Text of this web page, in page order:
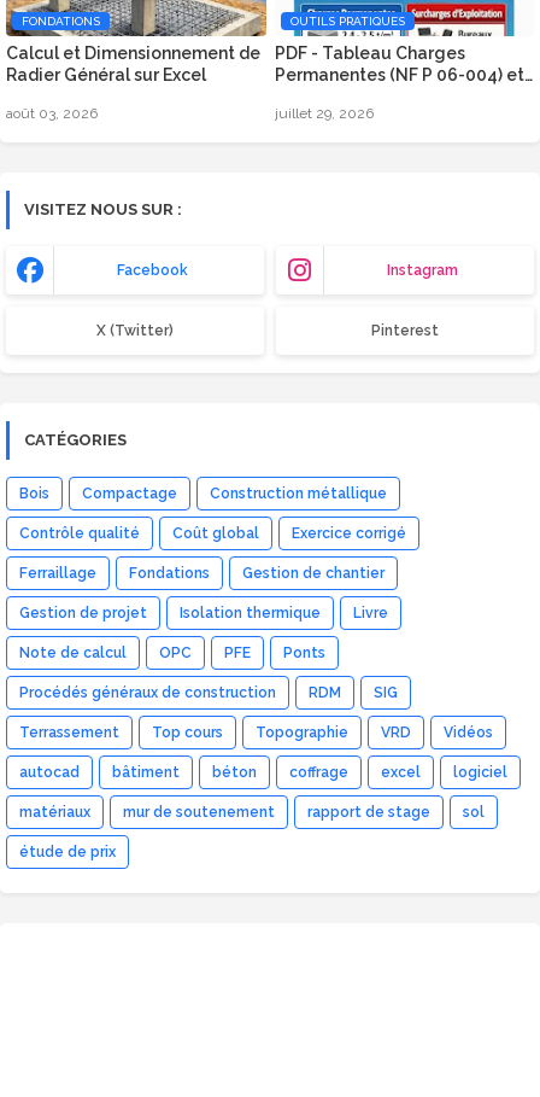
FONDATIONS
Calcul et Dimensionnement de
Radier Général sur Excel
août 03, 2026
OUTILS PRATIQUES
PDF - Tableau Charges
Permanentes (NF P 06-004) et
(Eurocode 1)
juillet 29, 2026
VISITEZ NOUS SUR :
Facebook Instagram
X (Twitter) Pinterest
CATÉGORIES
Bois Compactage Construction métallique
Contrôle qualité Coût global Exercice corrigé
Ferraillage Fondations Gestion de chantier
Gestion de projet Isolation thermique Livre
Note de calcul OPC PFE Ponts
Procédés généraux de construction RDM SIG
Terrassement Top cours Topographie VRD Vidéos
autocad bâtiment béton coffrage excel logiciel
matériaux mur de soutenement rapport de stage sol
étude de prix